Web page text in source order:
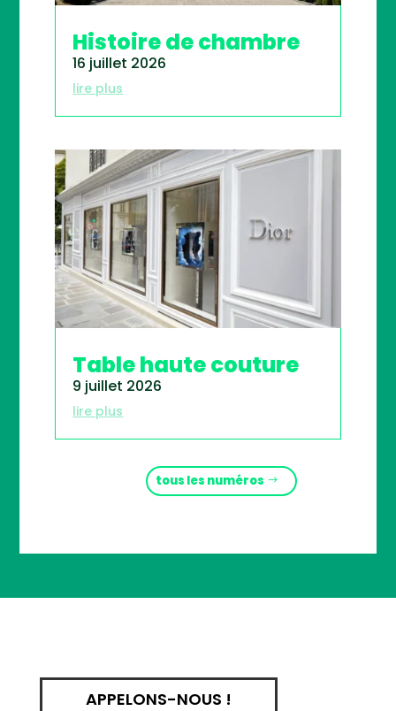
Histoire de chambre
16 juillet 2026
lire plus
Table haute couture
9 juillet 2026
lire plus
tous les numéros
APPELONS-NOUS !